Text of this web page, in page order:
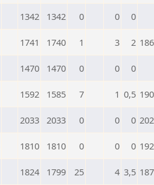
1342 1342 0 0 0
1741 1740 1 3 2
1470 1470 0 0 0
1592 1585 7 1 0,5
2033 2033 0 0 0
1810 1810 0 0 0
1824 1799 25 4 3,5